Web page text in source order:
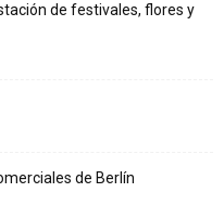
de festivales, flores y
de Berlín